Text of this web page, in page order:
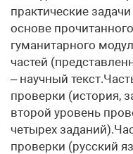
практические
основе
гуманитарного
частей
– научный
проверки (история,
второй уровень
четырех
проверки (русский